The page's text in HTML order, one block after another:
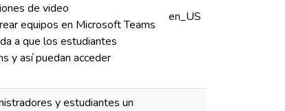
de video
equipos en Microsoft Teams
a que los estudiantes
y así puedan acceder
en_US
y estudiantes un